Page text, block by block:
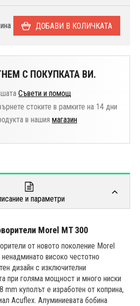
ДОБАВИ В КОЛИЧКАТА
С ПОКУПКАТА ВИ.
Съвети и помощ
стоките в рамките на 14 дни
в нашия магазин
и параметри
Morel MT 300
от новото поколение Morel
високо честотно
дизайн с изключителни
при голяма мощност и много ниски
mm куполът е изработен от коприна,
Acuflex. Алуминиевата бобина